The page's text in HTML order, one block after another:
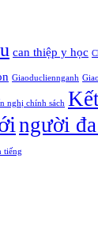
can thiệp y học
Giaoducliennganh
nghị chính sách
người
tiếng